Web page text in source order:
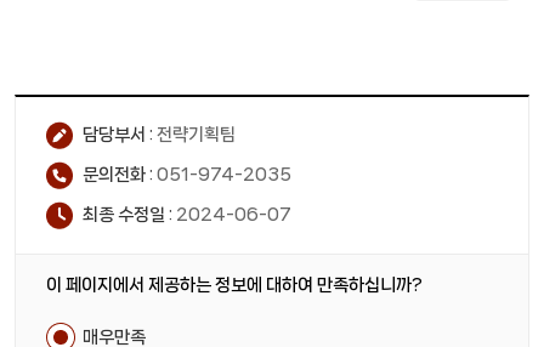
담당부서 : 전략기획팀
문의전화 : 051-974-2035
최종 수정일 : 2024-06-07
이 페이지에서 제공하는 정보에 대하여 만족하십니까?
매우만족